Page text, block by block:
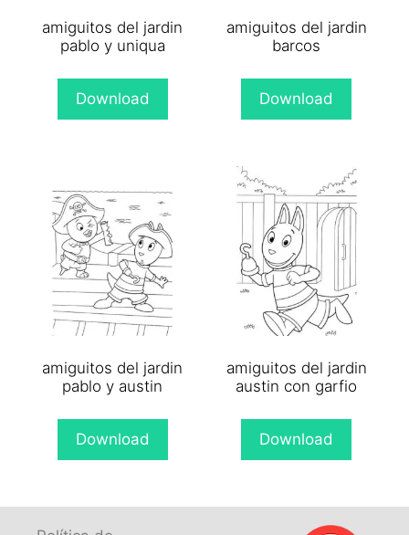
amiguitos del jardin
pablo y uniqua
Download
amiguitos del jardin
barcos
Download
amiguitos del jardin
pablo y austin
Download
amiguitos del jardin
austin con garfio
Download